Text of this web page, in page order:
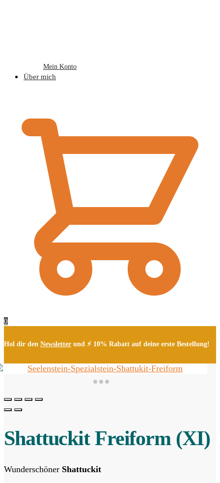
Mein Konto
Über mich
0
Hol dir den Newsletter und ⚡ 10% Rabatt auf deine erste Bestellung!
Shattuckit Freiform (XI)
Wunderschöner Shattuckit